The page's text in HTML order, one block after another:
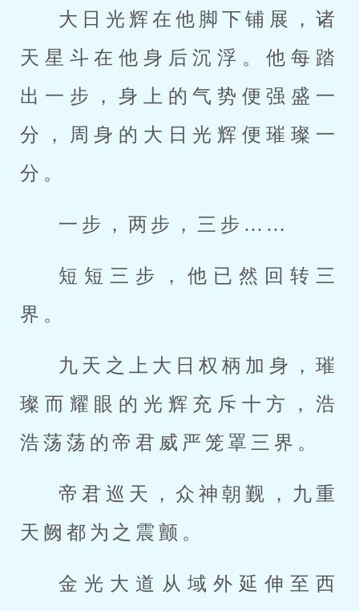
大日光辉在他脚下铺展，诸
天星斗在他身后沉浮。他每踏
出一步，身上的气势便强盛一
分，周身的大日光辉便璀璨一
分。
一步，两步，三步……
短短三步，他已然回转三
界。
九天之上大日权柄加身，璀
璨而耀眼的光辉充斥十方，浩
浩荡荡的帝君威严笼罩三界。
帝君巡天，众神朝觐，九重
天阙都为之震颤。
金光大道从域外延伸至西